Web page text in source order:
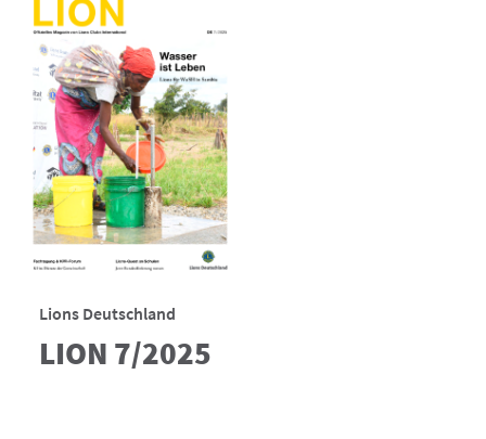
Lions Deutschland
LION 7/2025